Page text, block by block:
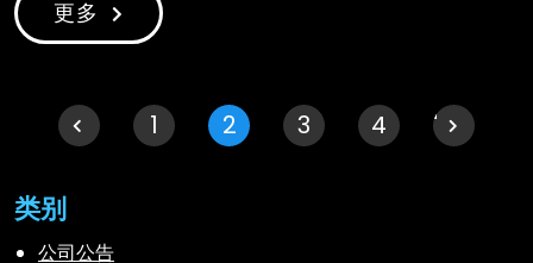
更多
1 2 3 4
下一个 "
类别
公司公告